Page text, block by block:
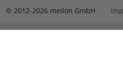
© 2012-2026 meilon GmbH